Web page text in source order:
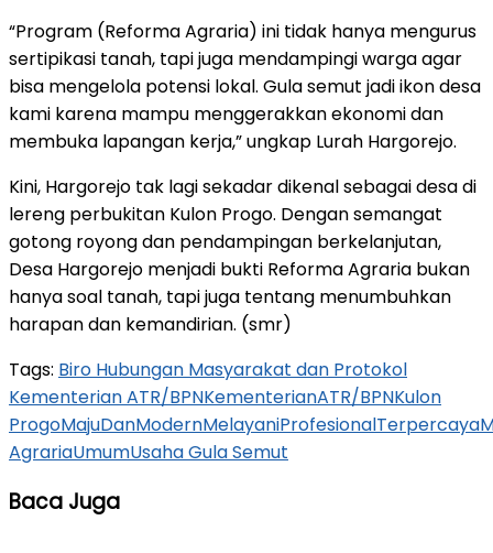
“Program (Reforma Agraria) ini tidak hanya mengurus
sertipikasi tanah, tapi juga mendampingi warga agar
bisa mengelola potensi lokal. Gula semut jadi ikon desa
kami karena mampu menggerakkan ekonomi dan
membuka lapangan kerja,” ungkap Lurah Hargorejo.
Kini, Hargorejo tak lagi sekadar dikenal sebagai desa di
lereng perbukitan Kulon Progo. Dengan semangat
gotong royong dan pendampingan berkelanjutan,
Desa Hargorejo menjadi bukti Reforma Agraria bukan
hanya soal tanah, tapi juga tentang menumbuhkan
harapan dan kemandirian. (smr)
Tags: Biro Hubungan Masyarakat dan Protokol
Kementerian ATR/BPNKementerianATR/BPNKulon
ProgoMajuDanModernMelayaniProfesionalTerpercaya
AgrariaUmumUsaha Gula Semut
Baca Juga